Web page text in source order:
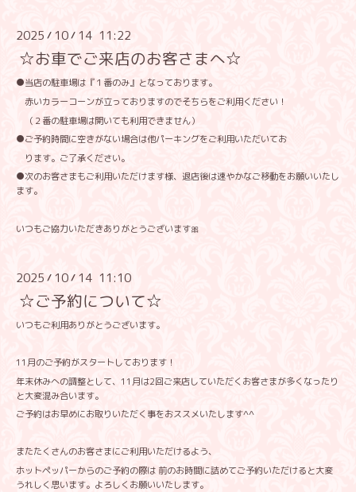
2025 / 10/ 14 11:22
☆お車でご来店のお客さまへ☆
●当店の駐車場は『１番のみ』となっております。
赤いカラーコーンが立っておりますのでそちらをご利用ください！
（２番の駐車場は開いても利用できません）
●ご予約時間に空きがない場合は他パーキングをご利用いただいてお
ります。ご了承ください。
●次のお客さまもご利用いただけます様、退店後は速やかなご移動をお願いいたし
ます。
いつもご協力いただきありがとうございます🎀
2025 / 10/ 14 11:10
☆ご予約について☆
いつもご利用ありがとうございます。
11月のご予約がスタートしております！
年末休みへの調整として、11月は2回ご来店していただくお客さまが多くなったり
と大変混み合います。
ご予約はお早めにお取りいただく事をおススメいたします^^
またたくさんのお客さまにご利用いただけるよう、
ホットペッパーからのご予約の際は 前のお時間に詰めてご予約いただけると大変
うれしく思います。よろしくお願いいたします。